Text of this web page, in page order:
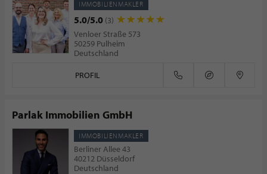
IMMOBILIENMAKLER
5.0/5.0 (3)
Venloer Straße 573
50259 Pulheim
Deutschland
PROFIL
Parlak Immobilien GmbH
IMMOBILIENMAKLER
Berliner Allee 43
40212 Düsseldorf
Deutschland